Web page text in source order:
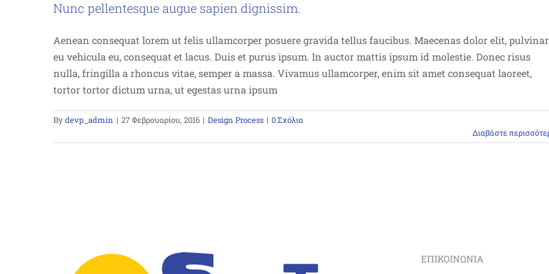
Nunc pellentesque augue sapien dignissim.
Aenean consequat lorem ut felis ullamcorper posuere gravida tellus faucibus. Maecenas dolor elit, pulvinar
eu vehicula eu, consequat et lacus. Duis et purus ipsum. In auctor mattis ipsum id molestie. Donec risus
nulla, fringilla a rhoncus vitae, semper a massa. Vivamus ullamcorper, enim sit amet consequat laoreet,
tortor tortor dictum urna, ut egestas urna ipsum
Bydevp_admin | 27 Φεβρουαρίου, 2016 | Design Process | 0 Σχόλια
Διαβάστε
ΕΠΙΚΟΙΝΩΝΙΑ